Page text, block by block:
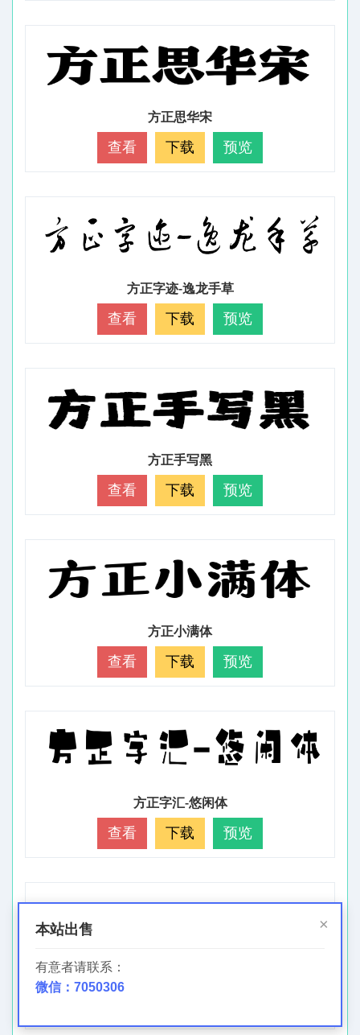
方正思华宋
查看 下载 预览
方正字迹-逸龙手草
查看 下载 预览
方正手写黑
查看 下载 预览
方正小满体
查看 下载 预览
方正字汇-悠闲体
查看 下载 预览
×
本站出售
有意者请联系：
微信：7050306